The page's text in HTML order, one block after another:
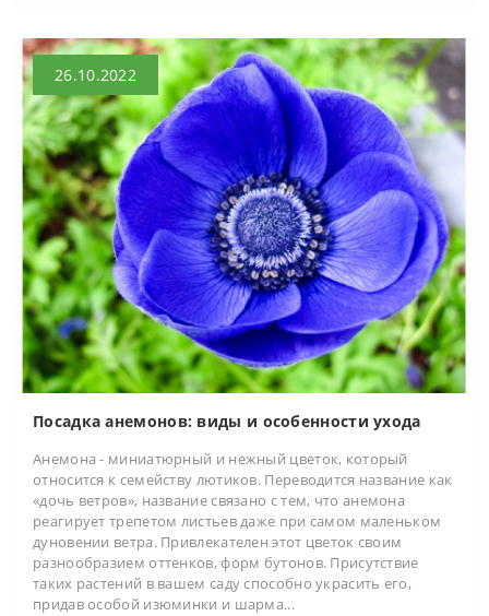
26.10.2022
Посадка анемонов: виды и особенности ухода
Анемона - миниатюрный и нежный цветок, который
относится к семейству лютиков. Переводится название как
«дочь ветров», название связано с тем, что анемона
реагирует трепетом листьев даже при самом маленьком
дуновении ветра. Привлекателен этот цветок своим
разнообразием оттенков, форм бутонов. Присутствие
таких растений в вашем саду способно украсить его,
придав особой изюминки и шарма...